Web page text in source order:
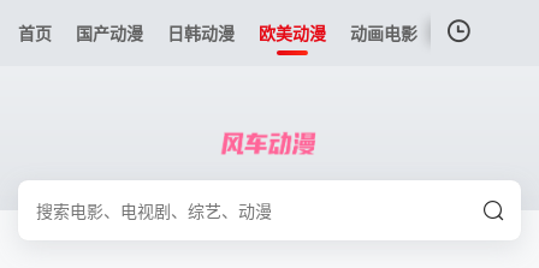
首页 国产动漫 日韩动漫 欧美动漫 动画电影 港台动漫